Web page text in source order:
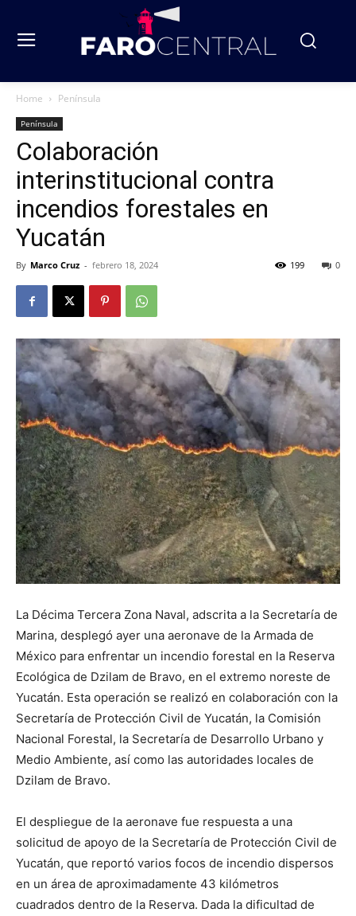
Home Península
Península
Colaboración
interinstitucional contra
incendios forestales en
Yucatán
By Marco Cruz - febrero 18, 2024 0
199
La Décima Tercera Zona Naval, adscrita a la Secretaría de
Marina, desplegó ayer una aeronave de la Armada de
México para enfrentar un incendio forestal en la Reserva
Ecológica de Dzilam de Bravo, en el extremo noreste de
Yucatán. Esta operación se realizó en colaboración con la
Secretaría de Protección Civil de Yucatán, la Comisión
Nacional Forestal, la Secretaría de Desarrollo Urbano y
Medio Ambiente, así como las autoridades locales de
Dzilam de Bravo.
El despliegue de la aeronave fue respuesta a una
solicitud de apoyo de la Secretaría de Protección Civil de
Yucatán, que reportó varios focos de incendio dispersos
en un área de aproximadamente 43 kilómetros
cuadrados dentro de la Reserva. Dada la dificultad de